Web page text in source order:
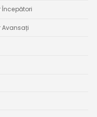
Începători
Avansați